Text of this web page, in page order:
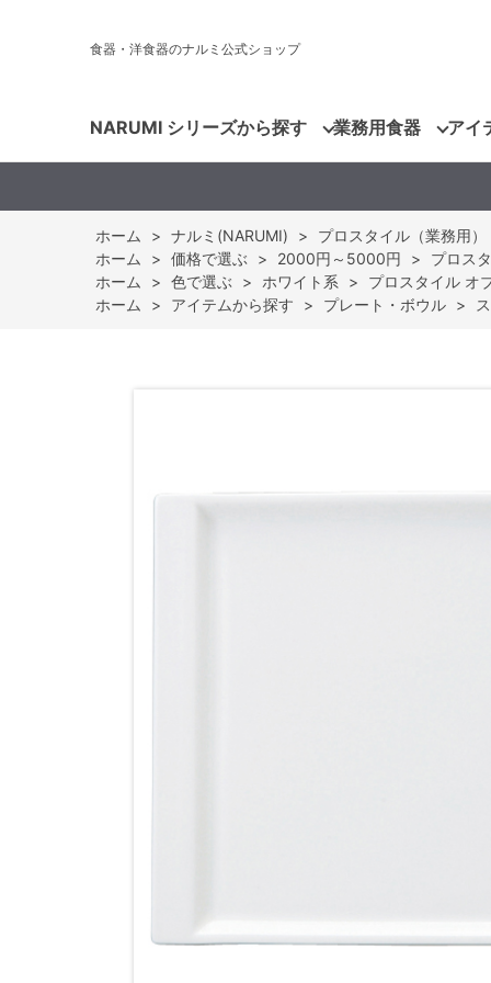
食器・洋食器のナルミ公式ショップ
NARUMI シリーズから探す 業務用食器 アイ
ホーム > ナルミ(NARUMI) >
プロスタイル（業務用）
ホーム
> 価格で選ぶ > 2000円～5000円 >
プロス
ホーム
> 色で選ぶ > ホワイト系 >
プロスタイル オ
ホーム
> アイテムから探す > プレート・ボウル >